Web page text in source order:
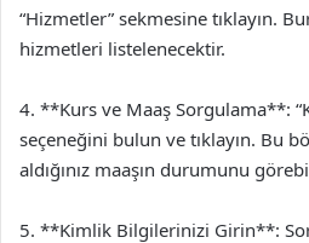
“Hizmetler” sekmesine tıklayın.
hizmetleri listelenecektir.
4. **Kurs ve Maaş Sorgulama**:
seçeneğini bulun ve tıklayın. Bu
aldığınız maaşın durumunu
5. **Kimlik Bilgilerinizi Girin**: